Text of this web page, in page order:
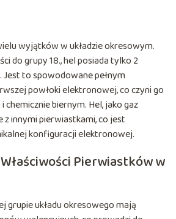
wyjątków w układzie okresowym.
do grupy 18., hel posiada tylko 2
to spowodowane pełnym
powłoki elektronowej, co czyni go
biernym. Hel, jako gaz
z innymi pierwiastkami, co jest
konfiguracji elektronowej.
Pierwiastków w
grupie układu okresowego mają